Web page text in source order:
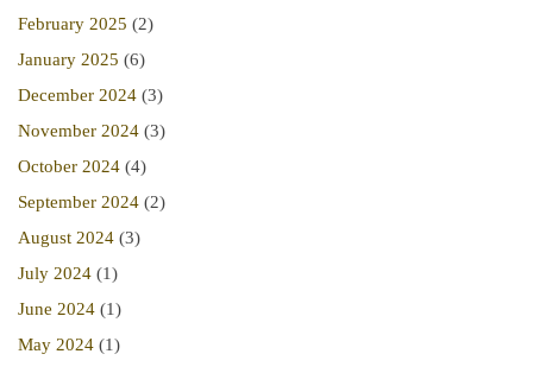
February 2025 (2)
January 2025 (6)
December 2024 (3)
November 2024 (3)
October 2024 (4)
September 2024 (2)
August 2024 (3)
July 2024 (1)
June 2024 (1)
May 2024 (1)